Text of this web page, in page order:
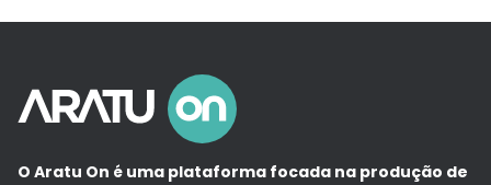
O Aratu On é uma plataforma focada na produção de